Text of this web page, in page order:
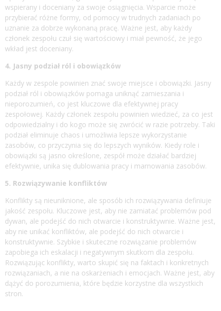
wspierany i doceniany za swoje osiągnięcia. Wsparcie może
przybierać różne formy, od pomocy w trudnych zadaniach po
uznanie za dobrze wykonaną pracę. Ważne jest, aby każdy
członek zespołu czuł się wartościowy i miał pewność, że jego
wkład jest doceniany.
4. Jasny podział ról i obowiązków
Każdy w zespole powinien znać swoje miejsce i obowiązki. Jasny
podział ról i obowiązków pomaga uniknąć zamieszania i
nieporozumień, co jest kluczowe dla efektywnej pracy
zespołowej. Każdy członek zespołu powinien wiedzieć, za co jest
odpowiedzialny i do kogo może się zwrócić w razie potrzeby. Taki
podział eliminuje chaos i umożliwia lepsze wykorzystanie
zasobów, co przyczynia się do lepszych wyników. Kiedy role i
obowiązki są jasno określone, zespół może działać bardziej
efektywnie, unika się dublowania pracy i marnowania zasobów.
5. Rozwiązywanie konfliktów
Konflikty są nieuniknione, ale sposób ich rozwiązywania definiuje
jakość zespołu. Kluczowe jest, aby nie zamiatać problemów pod
dywan, ale podejść do nich otwarcie i konstruktywnie. Ważne jest,
aby nie unikać konfliktów, ale podejść do nich otwarcie i
konstruktywnie. Szybkie i skuteczne rozwiązanie problemów
zapobiega ich eskalacji i negatywnym skutkom dla zespołu.
Rozwiązując konflikty, warto skupić się na faktach i konkretnych
rozwiązaniach, a nie na oskarżeniach i emocjach. Ważne jest, aby
dążyć do porozumienia, które będzie korzystne dla wszystkich
stron.